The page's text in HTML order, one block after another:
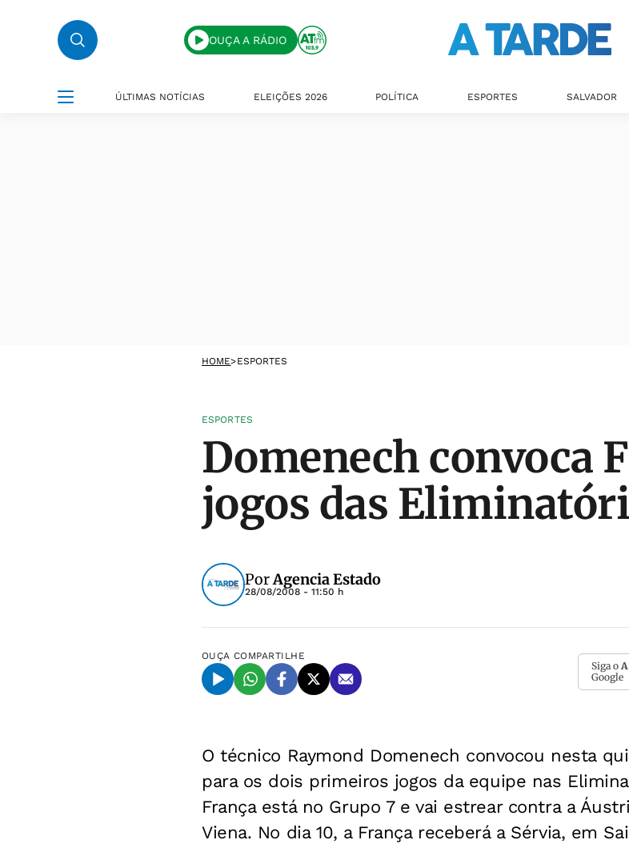
OUÇA A RÁDIO
ÚLTIMAS NOTÍCIAS ELEIÇÕES 2026 POLÍTICA ESPORTES SALVADOR
HOME>ESPORTES
ESPORTES
Domenech convoca
jogos das
PorAgencia Estado
28/08/2008 - 11:50 h
OUÇA COMPARTILHE
Siga o
Google
O técnico Raymond Domenech convocou nesta
para os dois primeiros jogos da equipe nas
França está no Grupo 7 e vai estrear contra a
Viena. No dia 10, a França receberá a Sérvia, em